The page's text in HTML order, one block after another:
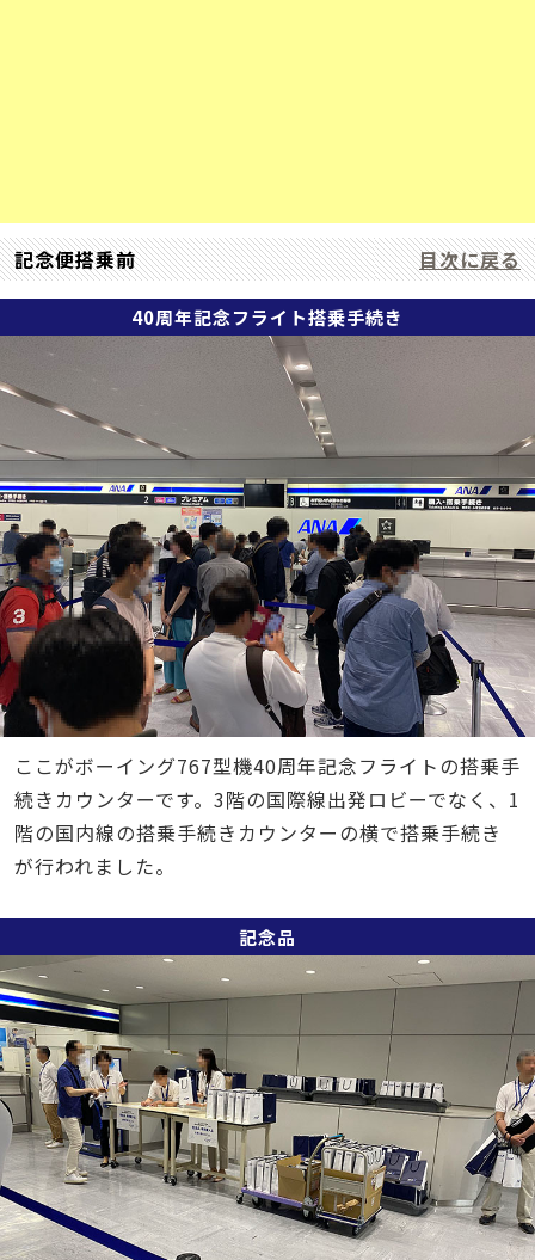
記念便搭乗前 目次に戻る
40周年記念フライト搭乗手続き
ここがボーイング767型機40周年記念フライトの搭乗手
続きカウンターです。3階の国際線出発ロビーでなく、1
階の国内線の搭乗手続きカウンターの横で搭乗手続き
が行われました。
記念品